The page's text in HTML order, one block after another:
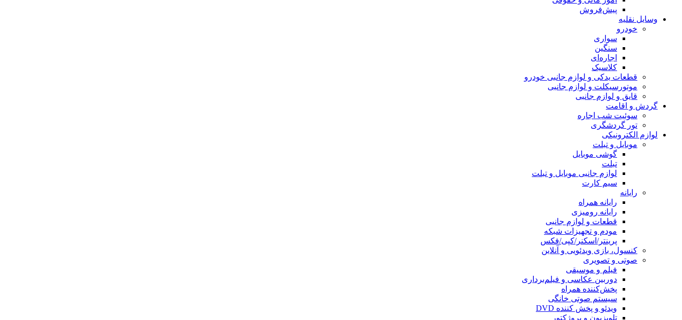
پیش‌فروش
وسایل نقلیه
خودرو
سواری
سنگین
اجاره‌ای
کلاسیک
قطعات یدکی و لوازم جانبی خودرو
موتورسیکلت و لوازم جانبی
قایق و لوازم جانبی
گردش و اقامت
سوئیت شب اجاره
تور گردشگری
لوازم الکترونیکی
موبایل و تبلت
گوشی موبایل
تبلت
لوازم جانبی موبایل و تبلت
سیم کارت
رایانه
رایانه همراه
رایانه رومیزی
قطعات و لوازم جانبی
مودم و تجهیزات شبکه
پرینتر/اسکنر/کپی/فکس
کنسول، بازی‌ ویدئویی و آنلاین
صوتی و تصویری
فیلم و موسیقی
دوربین عکاسی و فیلم‌برداری
پخش‌کننده همراه
سیستم صوتی خانگی
ویدئو و پخش کننده DVD
تلویزیون و پروژکتور